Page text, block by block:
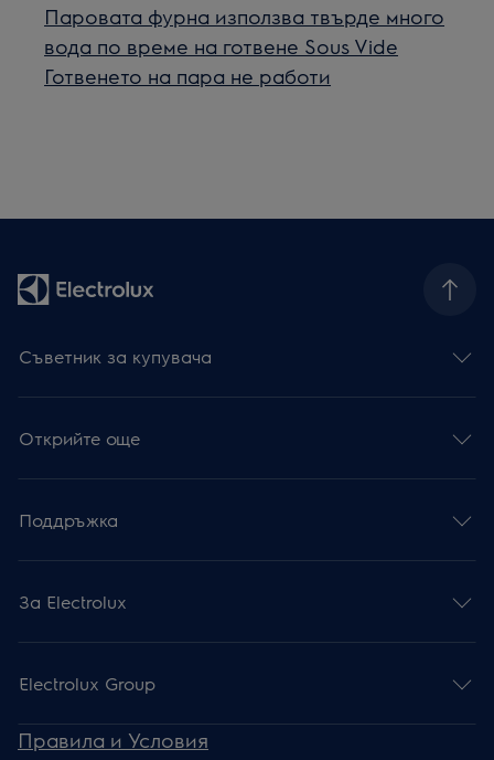
Паровата фурна използва твърде много
вода по време на готвене Sous Vide
Готвенето на пара не работи
Съветник за купувача
Открийте още
Поддръжка
За Electrolux
Electrolux Group
Правила и Условия